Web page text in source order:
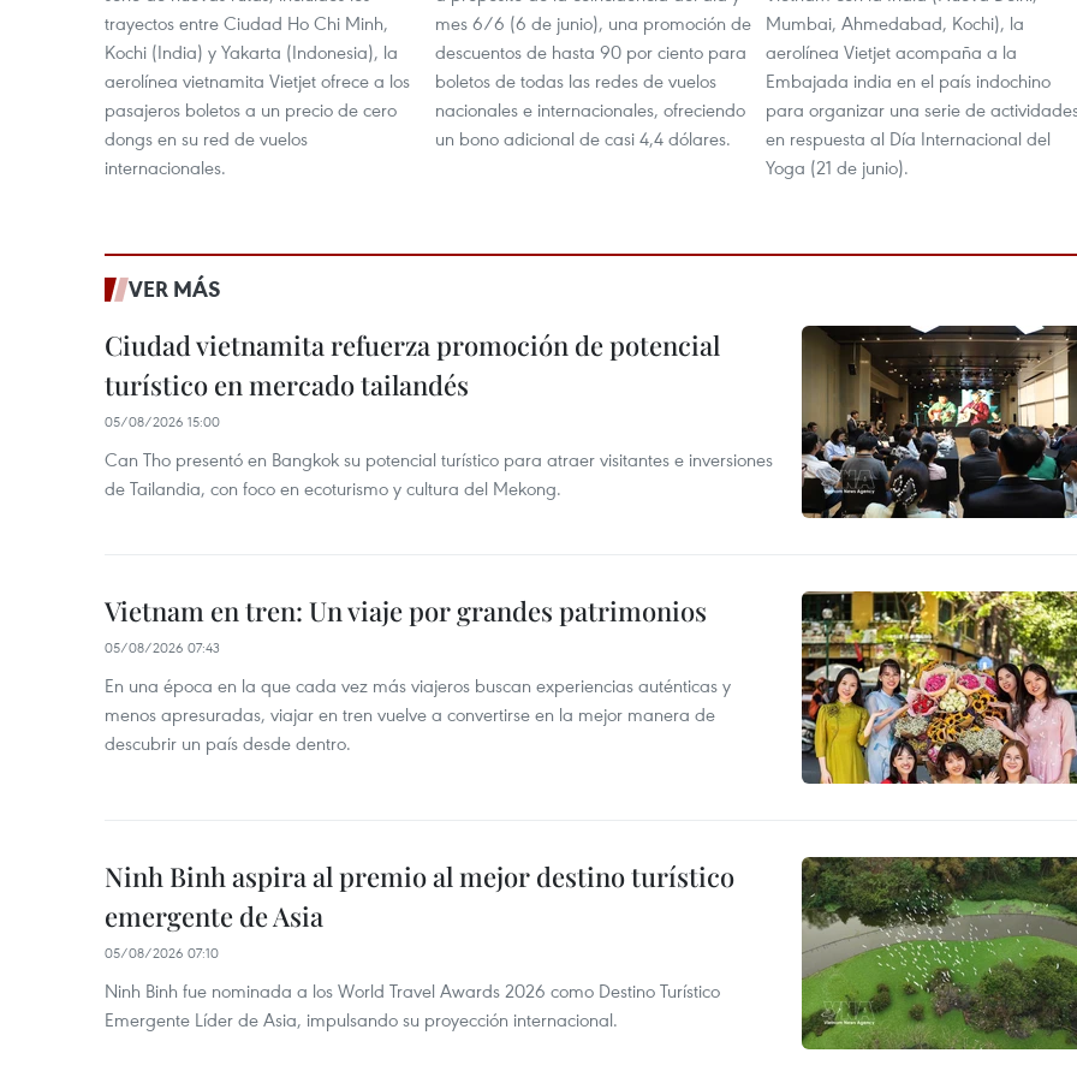
trayectos entre Ciudad Ho Chi Minh,
Kochi (India) y Yakarta (Indonesia), la
aerolínea vietnamita Vietjet ofrece a los
pasajeros boletos a un precio de cero
dongs en su red de vuelos
internacionales.
mes 6/6 (6 de junio), una promoción de
descuentos de hasta 90 por ciento para
boletos de todas las redes de vuelos
nacionales e internacionales, ofreciendo
un bono adicional de casi 4,4 dólares.
Mumbai, Ahmedabad, Kochi), la
aerolínea Vietjet acompaña a la
Embajada india en el país indochino
para organizar una serie de
en respuesta al Día Internacional del
Yoga (21 de junio).
VER MÁS
Ciudad vietnamita refuerza promoción de potencial
turístico en mercado tailandés
05/08/2026 15:00
Can Tho presentó en Bangkok su potencial turístico para atraer visitantes e inversiones
de Tailandia, con foco en ecoturismo y cultura del Mekong.
Vietnam en tren: Un viaje por grandes patrimonios
05/08/2026 07:43
En una época en la que cada vez más viajeros buscan experiencias auténticas y
menos apresuradas, viajar en tren vuelve a convertirse en la mejor manera de
descubrir un país desde dentro.
Ninh Binh aspira al premio al mejor destino turístico
emergente de Asia
05/08/2026 07:10
Ninh Binh fue nominada a los World Travel Awards 2026 como Destino Turístico
Emergente Líder de Asia, impulsando su proyección internacional.